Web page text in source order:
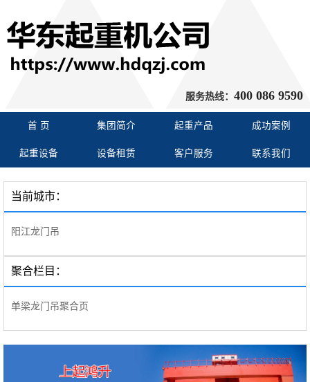
服务热线： 400 086 9590
首 页 集团简介 起重产品 成功案例
起重设备 设备租赁 客户服务 联系我们
当前城市：
阳江龙门吊
聚合栏目：
单梁龙门吊聚合页